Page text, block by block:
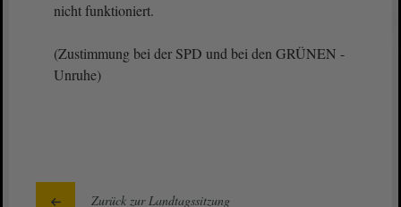
nicht funktioniert.
(Zustimmung bei der SPD und bei den GRÜNEN -
Unruhe)
Zurück zur Landtagssitzung